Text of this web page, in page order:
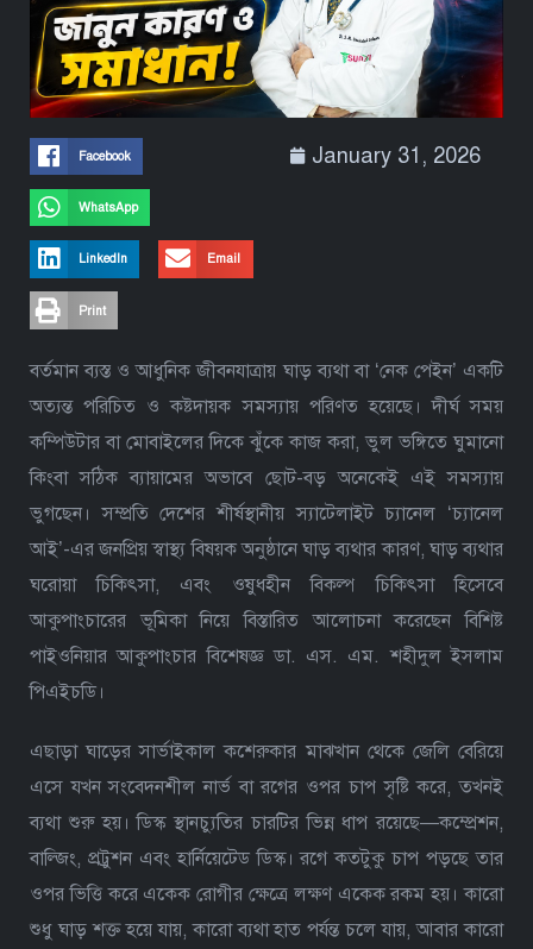
Facebook
WhatsApp
LinkedIn Email
Print
January 31, 2026
বর্তমান ব্যস্ত ও আধুনিক জীবনযাত্রায় ঘাড় ব্যথা বা ‘নেক পেইন’ একটি
অত্যন্ত পরিচিত ও কষ্টদায়ক সমস্যায় পরিণত হয়েছে। দীর্ঘ সময়
কম্পিউটার বা মোবাইলের দিকে ঝুঁকে কাজ করা, ভুল ভঙ্গিতে ঘুমানো
কিংবা সঠিক ব্যায়ামের অভাবে ছোট-বড় অনেকেই এই সমস্যায়
ভুগছেন। সম্প্রতি দেশের শীর্ষস্থানীয় স্যাটেলাইট চ্যানেল ‘চ্যানেল
আই’-এর জনপ্রিয় স্বাস্থ্য বিষয়ক অনুষ্ঠানে ঘাড় ব্যথার কারণ, ঘাড় ব্যথার
ঘরোয়া চিকিৎসা, এবং ওষুধহীন বিকল্প চিকিৎসা হিসেবে
আকুপাংচারের ভূমিকা নিয়ে বিস্তারিত আলোচনা করেছেন বিশিষ্ট
পাইওনিয়ার আকুপাংচার বিশেষজ্ঞ ডা. এস. এম. শহীদুল ইসলাম
পিএইচডি।
এছাড়া ঘাড়ের সার্ভাইকাল কশেরুকার মাঝখান থেকে জেলি বেরিয়ে
এসে যখন সংবেদনশীল নার্ভ বা রগের ওপর চাপ সৃষ্টি করে, তখনই
ব্যথা শুরু হয়। ডিস্ক স্থানচ্যুতির চারটির ভিন্ন ধাপ রয়েছে—কম্প্রেশন,
বাল্জিং, প্রট্রুশন এবং হার্নিয়েটেড ডিস্ক। রগে কতটুকু চাপ পড়ছে তার
ওপর ভিত্তি করে একেক রোগীর ক্ষেত্রে লক্ষণ একেক রকম হয়। কারো
শুধু ঘাড় শক্ত হয়ে যায়, কারো ব্যথা হাত পর্যন্ত চলে যায়, আবার কারো